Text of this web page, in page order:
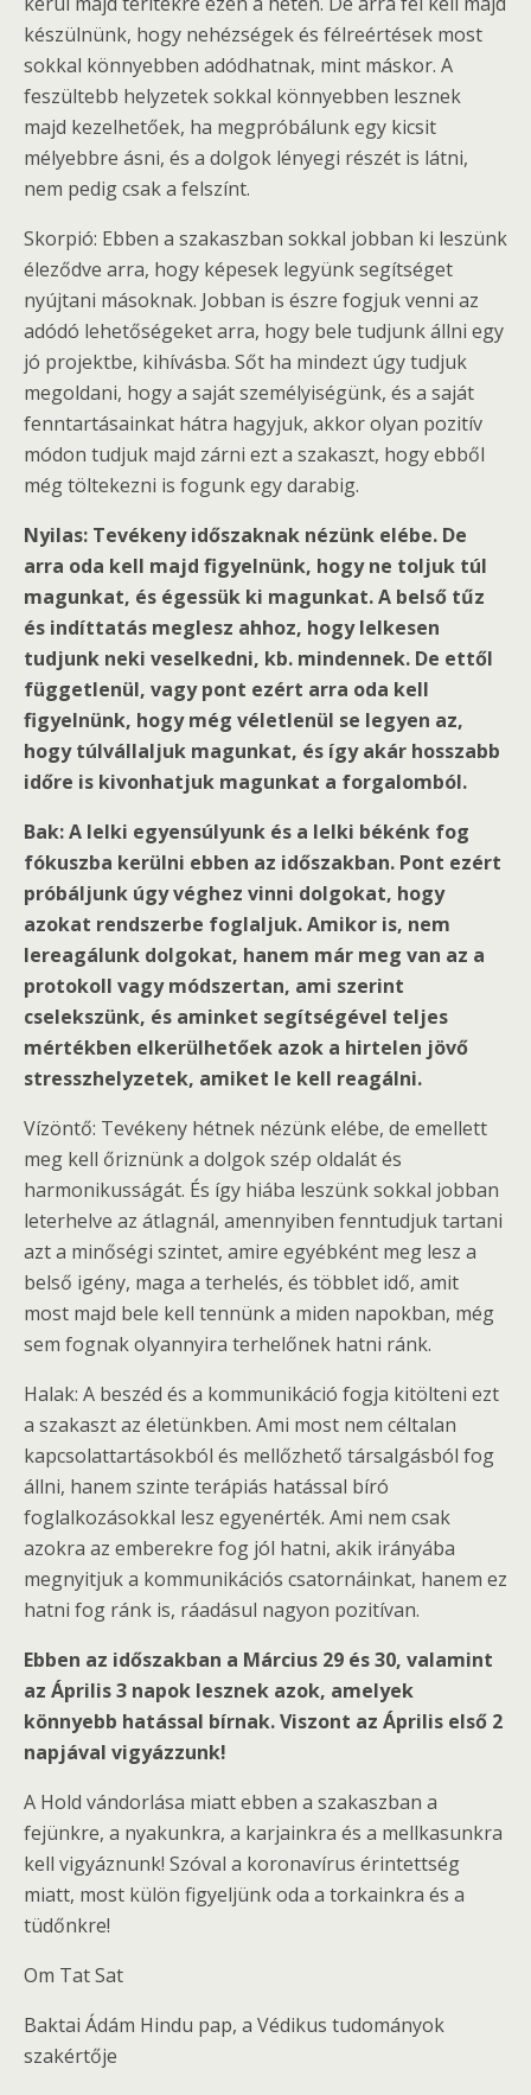
készülnünk, hogy nehézségek és félreértések most
sokkal könnyebben adódhatnak, mint máskor. A
feszültebb helyzetek sokkal könnyebben lesznek
majd kezelhetőek, ha megpróbálunk egy kicsit
mélyebbre ásni, és a dolgok lényegi részét is látni,
nem pedig csak a felszínt.
Skorpió: Ebben a szakaszban sokkal jobban ki leszünk
éleződve arra, hogy képesek legyünk segítséget
nyújtani másoknak. Jobban is észre fogjuk venni az
adódó lehetőségeket arra, hogy bele tudjunk állni egy
jó projektbe, kihívásba. Sőt ha mindezt úgy tudjuk
megoldani, hogy a saját személyiségünk, és a saját
fenntartásainkat hátra hagyjuk, akkor olyan pozitív
módon tudjuk majd zárni ezt a szakaszt, hogy ebből
még töltekezni is fogunk egy darabig.
Nyilas: Tevékeny időszaknak nézünk elébe. De
arra oda kell majd figyelnünk, hogy ne toljuk túl
magunkat, és égessük ki magunkat. A belső tűz
és indíttatás meglesz ahhoz, hogy lelkesen
tudjunk neki veselkedni, kb. mindennek. De ettől
függetlenül, vagy pont ezért arra oda kell
figyelnünk, hogy még véletlenül se legyen az,
hogy túlvállaljuk magunkat, és így akár hosszabb
időre is kivonhatjuk magunkat a forgalomból.
Bak: A lelki egyensúlyunk és a lelki békénk fog
fókuszba kerülni ebben az időszakban. Pont ezért
próbáljunk úgy véghez vinni dolgokat, hogy
azokat rendszerbe foglaljuk. Amikor is, nem
lereagálunk dolgokat, hanem már meg van az a
protokoll vagy módszertan, ami szerint
cselekszünk, és aminket segítségével teljes
mértékben elkerülhetőek azok a hirtelen jövő
stresszhelyzetek, amiket le kell reagálni.
Vízöntő: Tevékeny hétnek nézünk elébe, de emellett
meg kell őriznünk a dolgok szép oldalát és
harmonikusságát. És így hiába leszünk sokkal jobban
leterhelve az átlagnál, amennyiben fenntudjuk tartani
azt a minőségi szintet, amire egyébként meg lesz a
belső igény, maga a terhelés, és többlet idő, amit
most majd bele kell tennünk a miden napokban, még
sem fognak olyannyira terhelőnek hatni ránk.
Halak: A beszéd és a kommunikáció fogja kitölteni ezt
a szakaszt az életünkben. Ami most nem céltalan
kapcsolattartásokból és mellőzhető társalgásból fog
állni, hanem szinte terápiás hatással bíró
foglalkozásokkal lesz egyenérték. Ami nem csak
azokra az emberekre fog jól hatni, akik irányába
megnyitjuk a kommunikációs csatornáinkat, hanem ez
hatni fog ránk is, ráadásul nagyon pozitívan.
Ebben az időszakban a Március 29 és 30, valamint
az Április 3 napok lesznek azok, amelyek
könnyebb hatással bírnak. Viszont az Április első 2
napjával vigyázzunk!
A Hold vándorlása miatt ebben a szakaszban a
fejünkre, a nyakunkra, a karjainkra és a mellkasunkra
kell vigyáznunk! Szóval a koronavírus érintettség
miatt, most külön figyeljünk oda a torkainkra és a
tüdőnkre!
Om Tat Sat
Baktai Ádám Hindu pap, a Védikus tudományok
szakértője